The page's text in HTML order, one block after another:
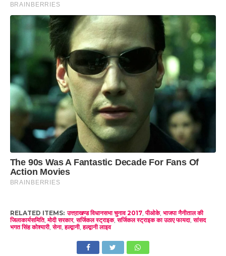
RELATED ITEMS: उत्तऱाखण्ड विधानसभा चुनाव 2017,पीओके, भाजपा नैनीताल की
जिलाकार्यसमिति,मोदी सरकार,सर्जिकल स्ट्राइक,सर्जिकल स्ट्राइक का उठाए फायदा,सांसद
भगत सिंह कोश्यारी,सेना,हल्द्वानी,हल्द्वानी लाइव